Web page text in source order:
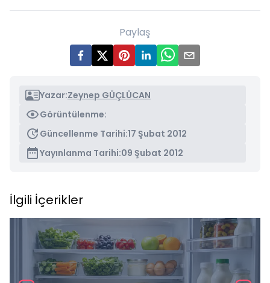
Paylaş
Yazar:Zeynep GÜÇLÜCAN
Görüntülenme:
Güncellenme Tarihi:17 Şubat 2012
Yayınlanma Tarihi:09 Şubat 2012
İlgili İçerikler